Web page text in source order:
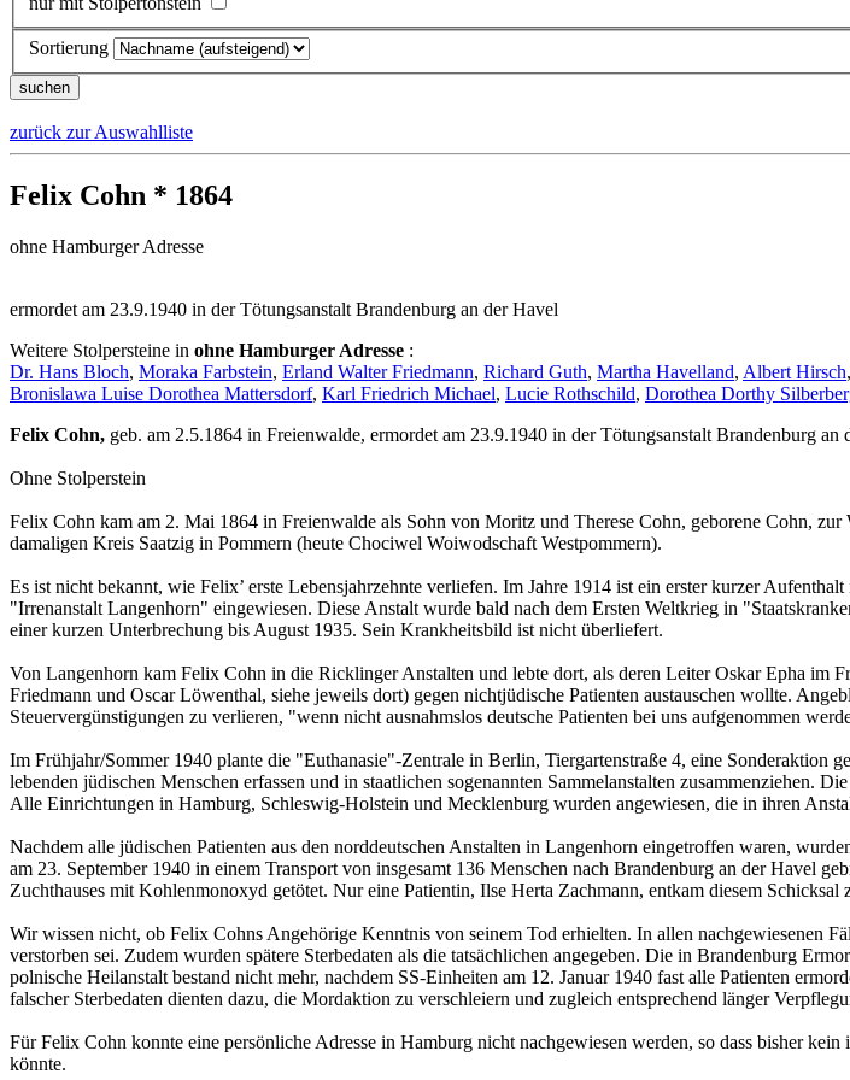
Sortierung
zurück zur Auswahlliste
Felix Cohn * 1864
ohne Hamburger Adresse
ermordet am 23.9.1940 in der Tötungsanstalt Brandenburg an der Havel
Weitere Stolpersteine in ohne Hamburger Adresse :
Dr. Hans Bloch, Moraka Farbstein, Erland Walter Friedmann, Richard Guth, Martha Havelland, Albert Hirsch,
Bronislawa Luise Dorothea Mattersdorf, Karl Friedrich Michael, Lucie Rothschild, Dorothea Dorthy
Felix Cohn, geb. am 2.5.1864 in Freienwalde, ermordet am 23.9.1940 in der Tötungsanstalt Brandenburg an
Ohne Stolperstein
Felix Cohn kam am 2. Mai 1864 in Freienwalde als Sohn von Moritz und Therese Cohn, geborene Cohn,
damaligen Kreis Saatzig in Pommern (heute Chociwel Woiwodschaft Westpommern).
Es ist nicht bekannt, wie Felix’ erste Lebensjahrzehnte verliefen. Im Jahre 1914 ist ein erster kurzer
"Irrenanstalt Langenhorn" eingewiesen. Diese Anstalt wurde bald nach dem Ersten Weltkrieg in
einer kurzen Unterbrechung bis August 1935. Sein Krankheitsbild ist nicht überliefert.
Von Langenhorn kam Felix Cohn in die Ricklinger Anstalten und lebte dort, als deren Leiter Oskar Epha
Friedmann und Oscar Löwenthal, siehe jeweils dort) gegen nichtjüdische Patienten austauschen wollte.
Steuervergünstigungen zu verlieren, "wenn nicht ausnahmslos deutsche Patienten bei uns aufgenommen
Im Frühjahr/Sommer 1940 plante die "Euthanasie"-Zentrale in Berlin, Tiergartenstraße 4, eine Sonderaktion
lebenden jüdischen Menschen erfassen und in staatlichen sogenannten Sammelanstalten zusammenziehen.
Alle Einrichtungen in Hamburg, Schleswig-Holstein und Mecklenburg wurden angewiesen, die in ihren
Nachdem alle jüdischen Patienten aus den norddeutschen Anstalten in Langenhorn eingetroffen waren,
am 23. September 1940 in einem Transport von insgesamt 136 Menschen nach Brandenburg an der Havel
Zuchthauses mit Kohlenmonoxyd getötet. Nur eine Patientin, Ilse Herta Zachmann, entkam diesem Schicksal
Wir wissen nicht, ob Felix Cohns Angehörige Kenntnis von seinem Tod erhielten. In allen nachgewiesenen
verstorben sei. Zudem wurden spätere Sterbedaten als die tatsächlichen angegeben. Die in Brandenburg
polnische Heilanstalt bestand nicht mehr, nachdem SS-Einheiten am 12. Januar 1940 fast alle Patienten
falscher Sterbedaten dienten dazu, die Mordaktion zu verschleiern und zugleich entsprechend länger
Für Felix Cohn konnte eine persönliche Adresse in Hamburg nicht nachgewiesen werden, so dass bisher
könnte.